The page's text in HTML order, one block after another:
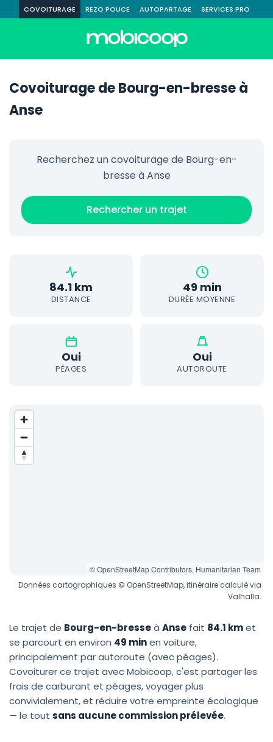
COVOITURAGE REZO POUCE AUTOPARTAGE SERVICES PRO
Covoiturage de Bourg-en-bresse à
Anse
Recherchez un covoiturage de Bourg-en-
bresse à Anse
Rechercher un trajet
84.1 km
DISTANCE
49 min
DURÉE MOYENNE
Oui
PÉAGES
Oui
AUTOROUTE
© OpenStreetMap Contributors, Humanitarian Team
Données cartographiques © OpenStreetMap, itinéraire calculé via
Valhalla.
Le trajet de Bourg-en-bresseà Anse fait 84.1 kmet
se parcourt en environ 49 minen voiture,
principalement par autoroute (avec péages).
Covoiturer ce trajet avec Mobicoop, c'est partager les
frais de carburant et péages, voyager plus
convivialement, et réduire votre empreinte écologique
— le tout sans aucune commission prélevée.